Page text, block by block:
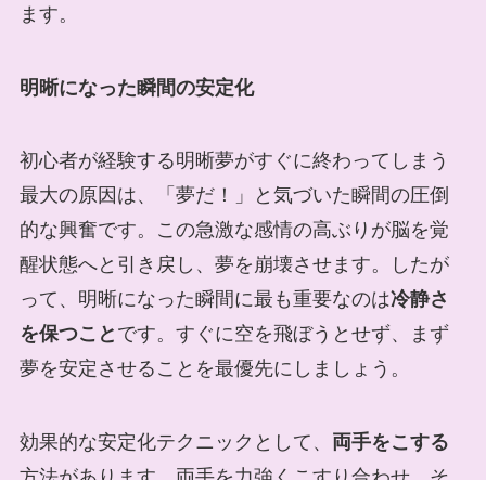
ます。
明晰になった瞬間の安定化
初心者が経験する明晰夢がすぐに終わってしまう
最大の原因は、「夢だ！」と気づいた瞬間の圧倒
的な興奮です。この急激な感情の高ぶりが脳を覚
醒状態へと引き戻し、夢を崩壊させます。したが
って、明晰になった瞬間に最も重要なのは冷静さ
を保つこと です。すぐに空を飛ぼうとせず、まず
夢を安定させることを最優先にしましょう。
効果的な安定化テクニックとして、 両手をこする